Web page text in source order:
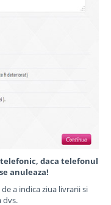
daca telefonul
anuleaza!
a indica ziua livrarii si
dvs.